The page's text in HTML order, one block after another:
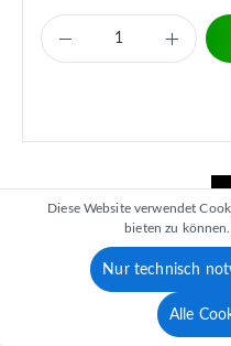
Diese Website verwendet
bieten zu können.
Nur technisch
Alle